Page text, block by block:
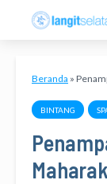
Beranda »
BINTANG